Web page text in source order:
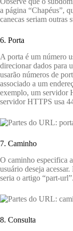
a página “Chapéus”,
canecas seriam outras
6. Porta
A porta é um número
direcionar dados para
usarão números de
associado a um
exemplo, um servidor
servidor HTTPS usa
7. Caminho
O caminho especifica
usuário deseja
seria o artigo “part-url”.
8. Consulta